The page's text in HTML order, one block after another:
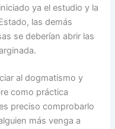
ya el estudio y la
las demás
se deberían abrir las
al dogmatismo y
como práctica
preciso comprobarlo
más venga a